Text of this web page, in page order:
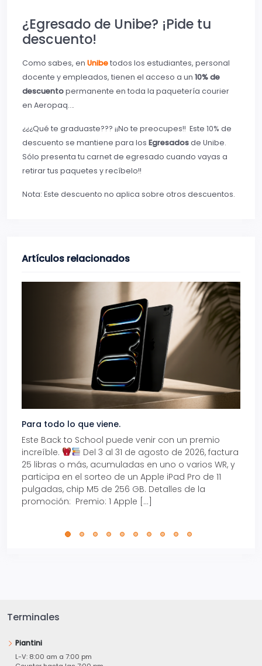
¿Egresado de Unibe? ¡Pide tu
descuento!
Como sabes, en Unibetodos los estudiantes, personal
docente y empleados, tienen el acceso a un 10% de
descuentopermanente en toda la paquetería courier
en Aeropaq….
¿¿¿Qué te graduaste??? ¡¡No te preocupes!! Este 10% de
descuento se mantiene para los Egresadosde Unibe.
Sólo presenta tu carnet de egresado cuando vayas a
retirar tus paquetes y recíbelo!!
Nota: Este descuento no aplica sobre otros descuentos.
Artículos relacionados
Para todo lo que viene.
Este Back to School puede venir con un premio
increíble.
Del 3 al 31 de agosto de 2026, factura
25 libras o más, acumuladas en uno o varios WR, y
participa en el sorteo de un Apple iPad Pro de 11
pulgadas, chip M5 de 256 GB. Detalles de la
promoción: Premio: 1 Apple […]
Terminales
Piantini
L-V: 8:00 am a 7:00 pm